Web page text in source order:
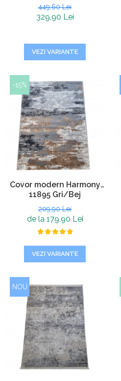
20700 Crem Bej, Grosime
3 mm
449,60 Lei
329,90 Lei
VEZI VARIANTE
-15%
Covor modern Harmony
11895 Gri/Bej
209,90 Lei
de la 179,90 Lei
VEZI VARIANTE
NOU